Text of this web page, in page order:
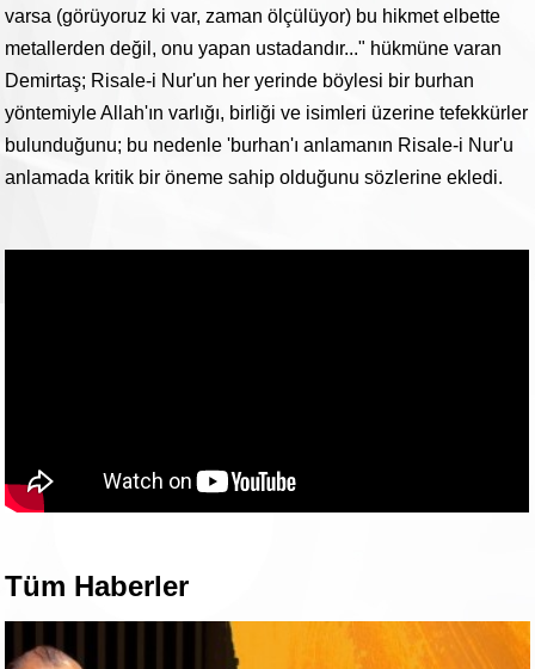
varsa (görüyoruz ki var, zaman ölçülüyor) bu hikmet elbette
metallerden değil, onu yapan ustadandır..." hükmüne varan
Demirtaş; Risale-i Nur'un her yerinde böylesi bir burhan
yöntemiyle Allah'ın varlığı, birliği ve isimleri üzerine tefekkürler
bulunduğunu; bu nedenle 'burhan'ı anlamanın Risale-i Nur'u
anlamada kritik bir öneme sahip olduğunu sözlerine ekledi.
Tüm Haberler